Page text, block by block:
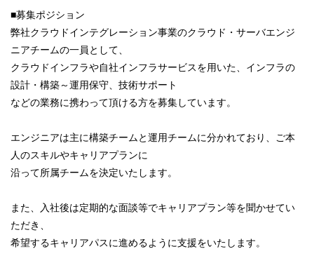
■募集ポジション
弊社クラウドインテグレーション事業のクラウド・サーバエンジ
ニアチームの一員として、
クラウドインフラや自社インフラサービスを用いた、インフラの
設計・構築～運用保守、技術サポート
などの業務に携わって頂ける方を募集しています。
エンジニアは主に構築チームと運用チームに分かれており、ご本
人のスキルやキャリアプランに
沿って所属チームを決定いたします。
また、入社後は定期的な面談等でキャリアプラン等を聞かせてい
ただき、
希望するキャリアパスに進めるように支援をいたします。